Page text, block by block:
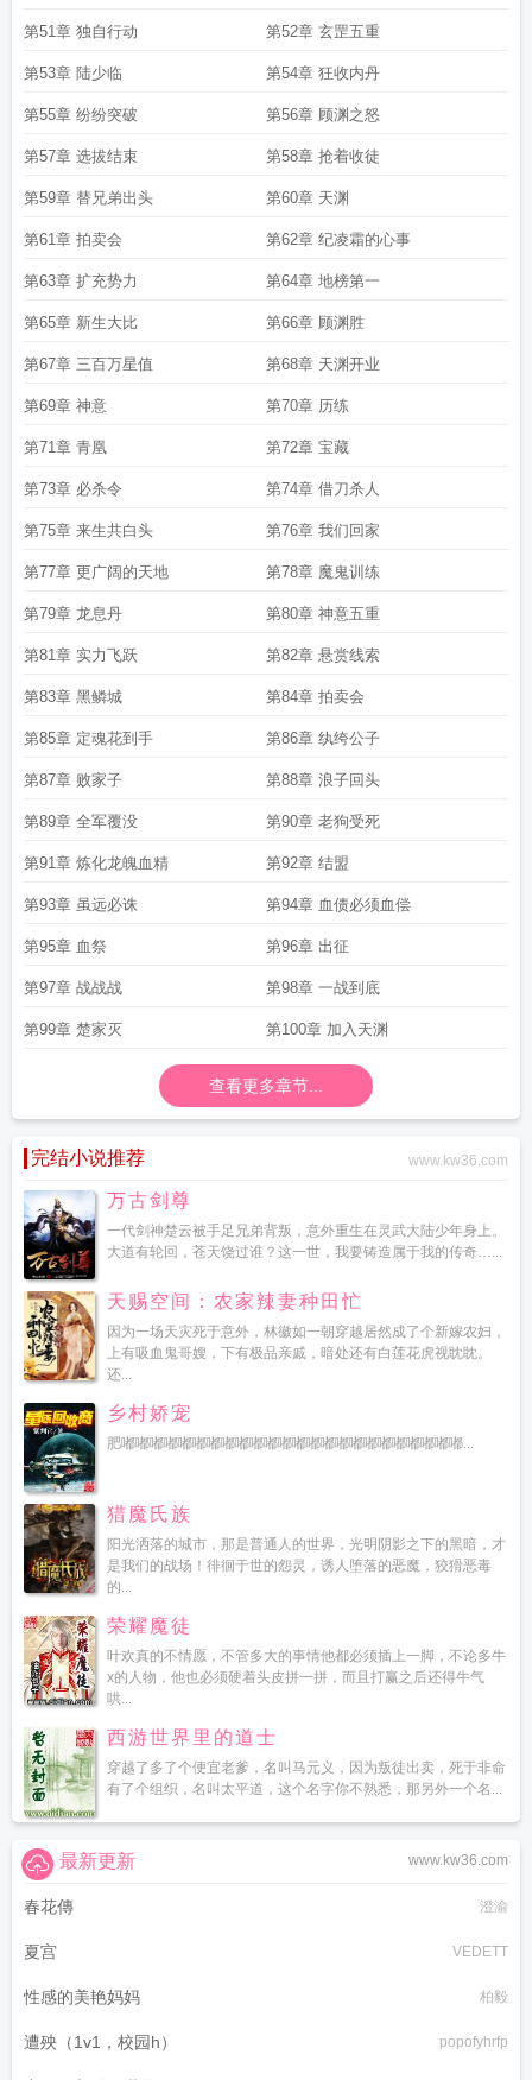
第51章 独自行动 第52章 玄罡五重
第53章 陆少临 第54章 狂收内丹
第55章 纷纷突破 第56章 顾渊之怒
第57章 选拔结束 第58章 抢着收徒
第59章 替兄弟出头 第60章 天渊
第61章 拍卖会 第62章 纪凌霜的心事
第63章 扩充势力 第64章 地榜第一
第65章 新生大比 第66章 顾渊胜
第67章 三百万星值 第68章 天渊开业
第69章 神意 第70章 历练
第71章 青凰 第72章 宝藏
第73章 必杀令 第74章 借刀杀人
第75章 来生共白头 第76章 我们回家
第77章 更广阔的天地 第78章 魔鬼训练
第79章 龙息丹 第80章 神意五重
第81章 实力飞跃 第82章 悬赏线索
第83章 黑鳞城 第84章 拍卖会
第85章 定魂花到手 第86章 纨绔公子
第87章 败家子 第88章 浪子回头
第89章 全军覆没 第90章 老狗受死
第91章 炼化龙魄血精 第92章 结盟
第93章 虽远必诛 第94章 血债必须血偿
第95章 血祭 第96章 出征
第97章 战战战 第98章 一战到底
第99章 楚家灭 第100章 加入天渊
查看更多章节...
完结小说推荐 www.kw36.com
万古剑尊
一代剑神楚云被手足兄弟背叛，意外重生在灵武大陆少年身上。
大道有轮回，苍天饶过谁？这一世，我要铸造属于我的传奇…...
天赐空间：农家辣妻种田忙
因为一场天灾死于意外，林徽如一朝穿越居然成了个新嫁农妇，
上有吸血鬼哥嫂，下有极品亲戚，暗处还有白莲花虎视眈眈。
还...
乡村娇宠
肥嘟嘟嘟嘟嘟嘟嘟嘟嘟嘟嘟嘟嘟嘟嘟嘟嘟嘟嘟嘟嘟嘟嘟嘟...
猎魔氏族
阳光洒落的城市，那是普通人的世界，光明阴影之下的黑暗，才
是我们的战场！徘徊于世的怨灵，诱人堕落的恶魔，狡猾恶毒
的...
荣耀魔徒
叶欢真的不情愿，不管多大的事情他都必须插上一脚，不论多牛
x的人物，他也必须硬着头皮拼一拼，而且打赢之后还得牛气
哄...
西游世界里的道士
穿越了多了个便宜老爹，名叫马元义，因为叛徒出卖，死于非命
有了个组织，名叫太平道，这个名字你不熟悉，那另外一个名...
www.kw36.com
最新更新
春花傳 澄渝
夏宫 VEDETT
性感的美艳妈妈 柏毅
遭殃（1v1，校园h） popofyhrfp